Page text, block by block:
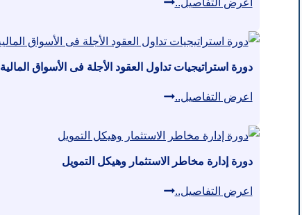
والأوراق
مكثفة
حول
الاستثمار
دورة استراتيجيات تداول العقود الأجلة فى الأسواق المالية
اعرض التفاصيل..دورة
تداول
العقود
فى
دورة إدارة مخاطر الاستثمار وهيكل التمويل
اعرض التفاصيل..دورة